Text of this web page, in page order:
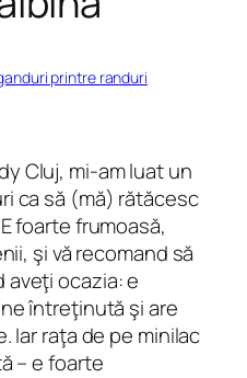
printre randuri
Cluj, mi-am luat un
ca să (mă) rătăcesc
foarte frumoasă,
şi vă recomand să
ocazia: e
întreţinută şi are
Iar raţa de pe minilac
– e foarte